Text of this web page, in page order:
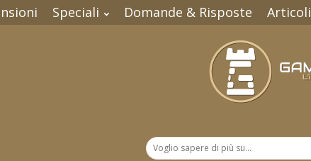
Speciali Domande & Risposte Articoli